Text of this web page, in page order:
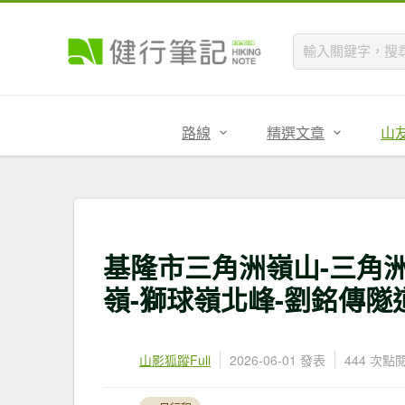
路線 精選文章 山
基隆市三角洲嶺山-三角
嶺-獅球嶺北峰-劉銘傳隧
山影狐蹤Fuli 2026-06-01 發表 444 次點